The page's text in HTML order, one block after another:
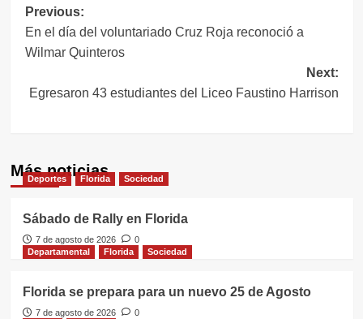
Navegación
de
entradas
Previous:
En el día del voluntariado Cruz Roja reconoció a
Wilmar Quinteros
Next:
Egresaron 43 estudiantes del Liceo Faustino Harrison
Más noticias
Deportes Florida Sociedad
Sábado de Rally en Florida
7 de agosto de 2026
0
Departamental
Florida Sociedad
Florida se prepara para un nuevo 25 de Agosto
7 de agosto de 2026
0